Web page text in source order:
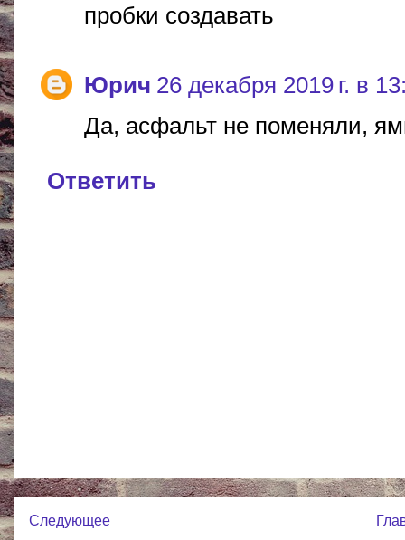
пробки создавать
Юрич 26 декабря 2019 г. в
Да, асфальт не поменяли,
Ответить
Следующее